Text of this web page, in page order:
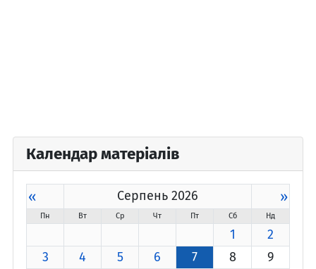
Календар матеріалів
« Серпень 2026 »
Пн Вт Ср Чт Пт Сб Нд
1
2
3
4 5 6 7 8
9